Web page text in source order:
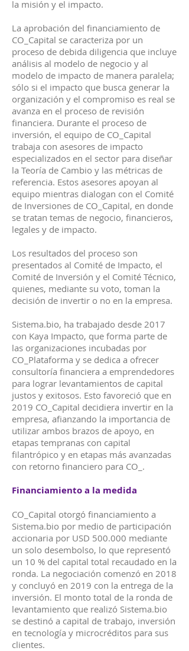
la misión y el impacto.
La aprobación del financiamiento de
CO_Capital se caracteriza por un
proceso de debida diligencia que incluye
análisis al modelo de negocio y al
modelo de impacto de manera paralela;
sólo si el impacto que busca generar la
organización y el compromiso es real se
avanza en el proceso de revisión
financiera. Durante el proceso de
inversión, el equipo de CO_Capital
trabaja con asesores de impacto
especializados en el sector para diseñar
la Teoría de Cambio y las métricas de
referencia. Estos asesores apoyan al
equipo mientras dialogan con el Comité
de Inversiones de CO_Capital, en donde
se tratan temas de negocio, financieros,
legales y de impacto.
Los resultados del proceso son
presentados al Comité de Impacto, el
Comité de Inversión y el Comité Técnico,
quienes, mediante su voto, toman la
decisión de invertir o no en la empresa.
Sistema.bio, ha trabajado desde 2017
con Kaya Impacto, que forma parte de
las organizaciones incubadas por
CO_Plataforma y se dedica a ofrecer
consultoría financiera a emprendedores
para lograr levantamientos de capital
justos y exitosos. Esto favoreció que en
2019 CO_Capital decidiera invertir en la
empresa, afianzando la importancia de
utilizar ambos brazos de apoyo, en
etapas tempranas con capital
filantrópico y en etapas más avanzadas
con retorno financiero para CO_.
Financiamiento a la medida
CO_Capital otorgó financiamiento a
Sistema.bio por medio de participación
accionaria por USD 500.000 mediante
un solo desembolso, lo que representó
un 10 % del capital total recaudado en la
ronda. La negociación comenzó en 2018
y concluyó en 2019 con la entrega de la
inversión. El monto total de la ronda de
levantamiento que realizó Sistema.bio
se destinó a capital de trabajo, inversión
en tecnología y microcréditos para sus
clientes.